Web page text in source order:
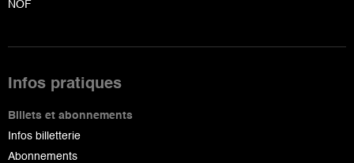
NOF
Infos pratiques
Billets et abonnements
Infos billetterie
Abonnements